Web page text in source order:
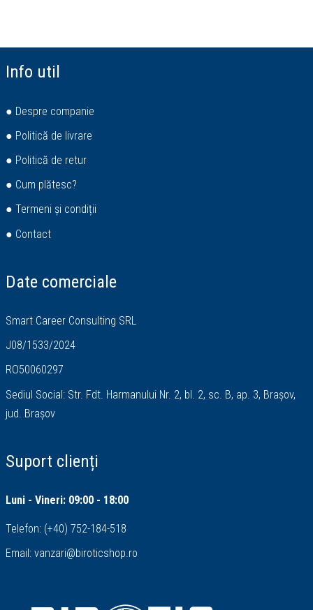
Info util
● Despre companie
● Politică de livrare
● Politică de retur
● Cum plătesc?
● Termeni și condiții
● Contact
Date comerciale
Smart Career Consulting SRL
J08/1533/2024
RO50060297
Sediul Social: Str. Fdt. Harmanului Nr. 2, bl. 2, sc. B, ap. 3, Brașov,
jud. Brașov
Suport clienți
Luni - Vineri: 09:00 - 18:00
Telefon: (+40) 752-184-518
Email: vanzari@biroticshop.ro